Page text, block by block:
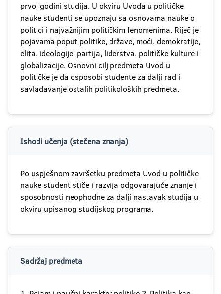
prvoj godini studija. U okviru Uvoda u političke
nauke studenti se upoznaju sa osnovama nauke o
politici i najvažnijim političkim fenomenima. Riječ je
pojavama poput politike, države, moći, demokratije,
elita, ideologije, partija, liderstva, političke kulture i
globalizacije. Osnovni cilj predmeta Uvod u
političke je da osposobi studente za dalji rad i
savladavanje ostalih politikoloških predmeta.
Ishodi učenja (stečena znanja)
Po uspješnom završetku predmeta Uvod u političke
nauke student stiče i razvija odgovarajuće znanje i
sposobnosti neophodne za dalji nastavak studija u
okviru upisanog studijskog programa.
Sadržaj predmeta